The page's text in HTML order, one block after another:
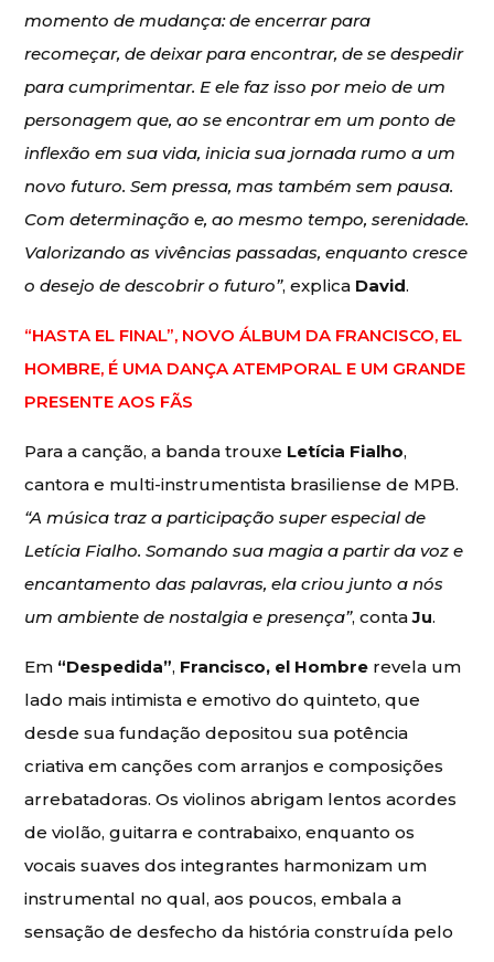
momento de mudança: de encerrar para
recomeçar, de deixar para encontrar, de se despedir
para cumprimentar. E ele faz isso por meio de um
personagem que, ao se encontrar em um ponto de
inflexão em sua vida, inicia sua jornada rumo a um
novo futuro. Sem pressa, mas também sem pausa.
Com determinação e, ao mesmo tempo, serenidade.
Valorizando as vivências passadas, enquanto cresce
o desejo de descobrir o futuro”, explica David.
“HASTA EL FINAL”, NOVO ÁLBUM DA FRANCISCO, EL
HOMBRE, É UMA DANÇA ATEMPORAL E UM GRANDE
PRESENTE AOS FÃS
Para a canção, a banda trouxe Letícia Fialho,
cantora e multi-instrumentista brasiliense de MPB.
“A música traz a participação super especial de
Letícia Fialho. Somando sua magia a partir da voz e
encantamento das palavras, ela criou junto a nós
um ambiente de nostalgia e presença”, contaJu.
Em “Despedida”, Francisco, el Hombre revela um
lado mais intimista e emotivo do quinteto, que
desde sua fundação depositou sua potência
criativa em canções com arranjos e composições
arrebatadoras. Os violinos abrigam lentos acordes
de violão, guitarra e contrabaixo, enquanto os
vocais suaves dos integrantes harmonizam um
instrumental no qual, aos poucos, embala a
sensação de desfecho da história construída pelo